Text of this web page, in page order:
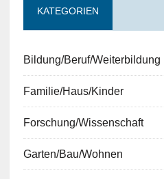
KATEGORIEN
Bildung/Beruf/Weiterbildung
Familie/Haus/Kinder
Forschung/Wissenschaft
Garten/Bau/Wohnen